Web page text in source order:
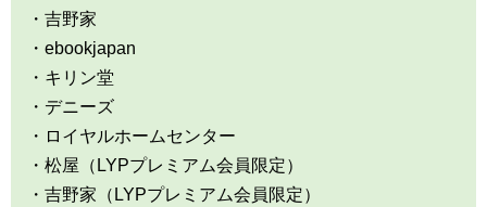
・吉野家
・ebookjapan
・キリン堂
・デニーズ
・ロイヤルホームセンター
・松屋（LYPプレミアム会員限定）
・吉野家（LYPプレミアム会員限定）